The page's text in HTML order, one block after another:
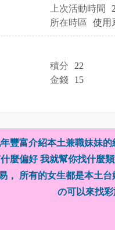
上次活動時間
所在時區 使用
積分
22
金錢
15
豐富介紹本土兼職妹妹
麼偏好 我就幫你找什麼
， 所有的女生都是本土
の可以來找